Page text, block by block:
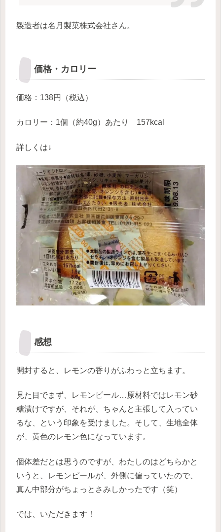
製造者は名月製菓株式会社さん。
価格・カロリー
価格：138円（税込）
カロリー：1個（約40g）あたり 157kcal
詳しくは↓
感想
開封すると、レモンの香りがふわっと立ちます。
見た目でまず、レモンピール…原材料ではレモン砂
糖漬けですが、それが、ちゃんと主張して入ってい
るな、という印象を受けました。そして、生地全体
が、黄色のレモン色になっています。
個体差だとは思うのですが、わたしのはどちらかと
いうと、レモンピールが、外側に偏っていたので、
真ん中部分がちょっとさみしかったです（笑）
では、いただきます！